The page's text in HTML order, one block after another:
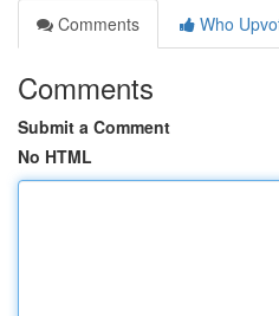
Comments
Who
Comments
Submit a Comment
No HTML